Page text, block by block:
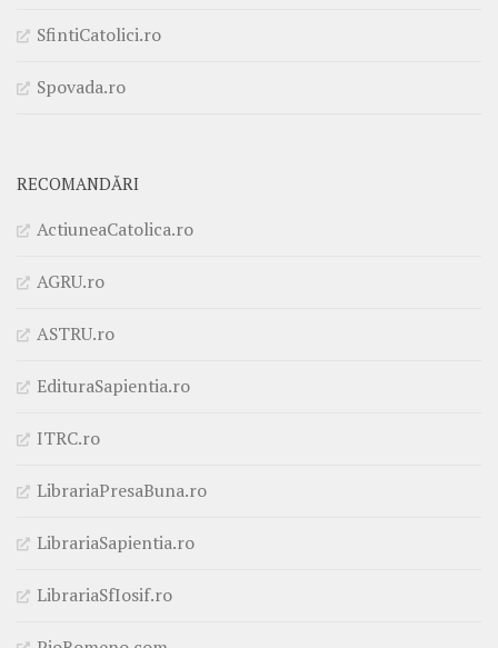
SfintiCatolici.ro
Spovada.ro
RECOMANDĂRI
ActiuneaCatolica.ro
AGRU.ro
ASTRU.ro
EdituraSapientia.ro
ITRC.ro
LibrariaPresaBuna.ro
LibrariaSapientia.ro
LibrariaSfIosif.ro